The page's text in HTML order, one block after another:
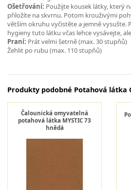
Ošetřování: Použijte kousek látky, který
přiložíte na skvrnu. Potom krouživými
větším okruhu vyčistěte a jemně vysušte.
hygieny tuto látku včas lehce vysávejte,
Praní: Prát velmi šetrně (max. 30 stupňů)
Žehlit po rubu (max. 110 stupňů)
Produkty podobné Potahová látka
Čalounická omyvatelná
potahová látka MYSTIC 73
hnědá